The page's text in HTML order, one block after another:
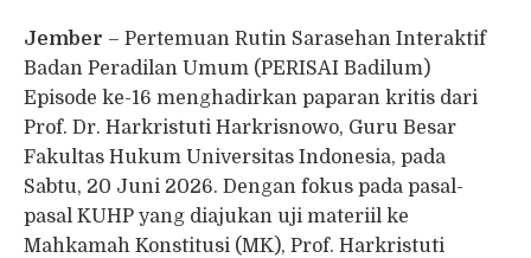
Jember – Pertemuan Rutin Sarasehan Interaktif
Badan Peradilan Umum (PERISAI Badilum)
Episode ke-16 menghadirkan paparan kritis dari
Prof. Dr. Harkristuti Harkrisnowo, Guru Besar
Fakultas Hukum Universitas Indonesia, pada
Sabtu, 20 Juni 2026. Dengan fokus pada pasal-
pasal KUHP yang diajukan uji materiil ke
Mahkamah Konstitusi (MK), Prof. Harkristuti